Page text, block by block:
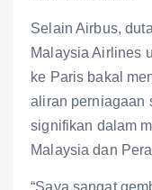
Selain Airbus,
Malaysia Airlines
ke Paris bakal
aliran perniagaan
signifikan dalam
Malaysia dan